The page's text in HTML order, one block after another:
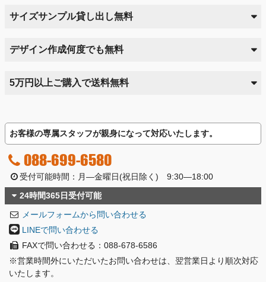
サイズサンプル貸し出し無料
デザイン作成何度でも無料
5万円以上ご購入で送料無料
お客様の専属スタッフが親身になって対応いたします。
088-699-6580
受付可能時間：月―金曜日(祝日除く) 9:30―18:00
24時間365日受付可能
メールフォームから問い合わせる
LINEで問い合わせる
FAXで問い合わせる：088-678-6586
※営業時間外にいただいたお問い合わせは、翌営業日より順次対応
いたします。